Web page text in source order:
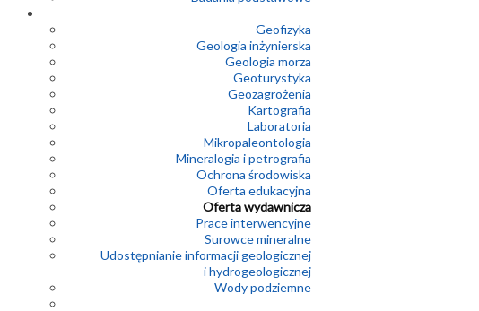
Geofizyka
Geologia inżynierska
Geologia morza
Geoturystyka
Geozagrożenia
Kartografia
Laboratoria
Mikropaleontologia
Mineralogia i petrografia
Ochrona środowiska
Oferta edukacyjna
Oferta wydawnicza
Prace interwencyjne
Surowce mineralne
Udostępnianie informacji geologicznej
i hydrogeologicznej
Wody podziemne